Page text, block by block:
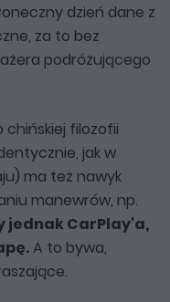
dzień dane z
za to bez
podróżującego
filozofii
jak w
ma też nawyk
manewrów, np.
jednak CarPlay'a,
A to bywa,